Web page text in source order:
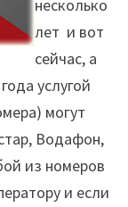
несколько
лет и вот
сейчас, а
услугой
могут
Водафон,
из номеров
и если